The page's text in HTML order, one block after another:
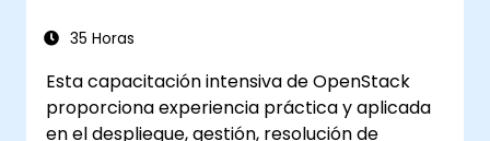
sólida para futuras expansiones y mejoras de
temas necesarios para aprobar el examen de
certificación de Administrador de OpenStack.
35 Horas
Esta capacitación intensiva de OpenStack
proporciona experiencia práctica y aplicada
en el despliegue, gestión, resolución de